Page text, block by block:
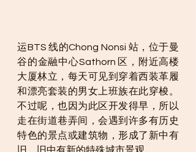
运BTS 线的Chong Nonsi 站，位于曼
谷的金融中心Sathorn 区，附近高楼
大厦林立，每天可见到穿着西装革履
和漂亮套装的男女上班族在此穿梭。
不过呢，也因为此区开发得早，所以
走在街道巷弄间，会遇到许多有历史
特色的景点或建筑物，形成了新中有